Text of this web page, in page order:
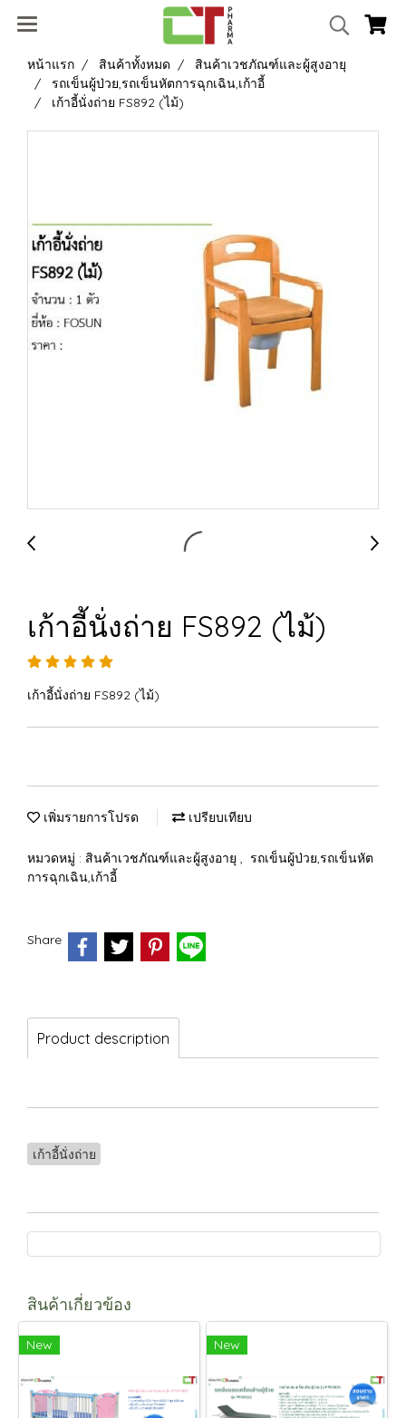
หน้าแรก สินค้าทั้งหมด
สินค้าเวชภัณฑ์และผู้สูงอายุ
รถเข็นผู้ป่วย,รถเข็นหัตการฉุกเฉิน,เก้าอี้
เก้าอี้นั่งถ่าย FS892 (ไม้)
เก้าอี้นั่งถ่าย FS892 (ไม้)
เก้าอี้นั่งถ่าย FS892 (ไม้)
เพิ่มรายการโปรด เปรียบเทียบ
หมวดหมู่ : สินค้าเวชภัณฑ์และผู้สูงอายุ , รถเข็นผู้ป่วย,รถเข็นหัต
การฉุกเฉิน,เก้าอี้
Share
Product description
เก้าอี้นั่งถ่าย
สินค้าเกี่ยวข้อง
New New